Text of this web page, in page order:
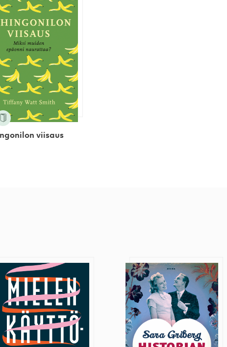
viisaus
käyttöohjeet Historian rakastavaiset